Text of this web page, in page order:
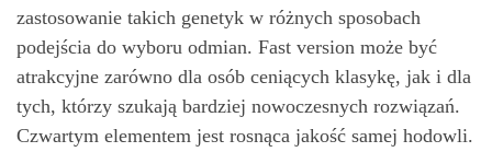
zastosowanie takich genetyk w różnych sposobach
podejścia do wyboru odmian. Fast version może być
atrakcyjne zarówno dla osób ceniących klasykę, jak i dla
tych, którzy szukają bardziej nowoczesnych rozwiązań.
Czwartym elementem jest rosnąca jakość samej hodowli.